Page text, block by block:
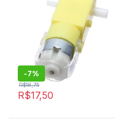
-7%
R$17,50
R$18,75